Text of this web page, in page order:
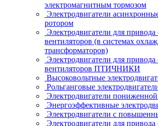
электромагнитным тормозом
Электродвигатели
ротором
Электродвигатели для привода
вентиляторов (в системах
трансформаторов)
Электродвигатели для привода
вентиляторов ПТИЧНИКИ
Высоковольтные
Рольганговые
Электродвигатели
Энергоэффективные
Электродвигатели с
Электродвигатели для привода